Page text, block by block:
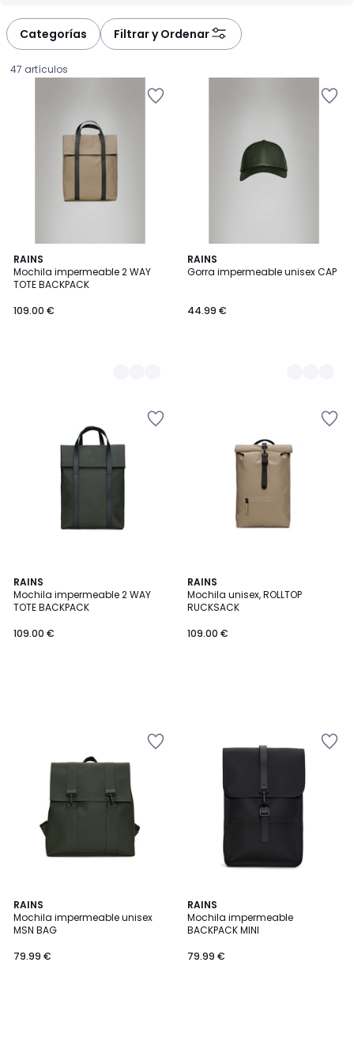
Categorías Filtrar y Ordenar
47 artículos
RAINS
Mochila impermeable 2 WAY
TOTE BACKPACK
€.
109.00 €
3
Colores
RAINS
Gorra impermeable unisex CAP
44.99 €
2
Colores
RAINS
Mochila impermeable 2 WAY
TOTE BACKPACK
109.00 €
RAINS
Mochila unisex, ROLLTOP
RUCKSACK
109.00 €
RAINS
Mochila impermeable unisex
MSN BAG
79.99 €
RAINS
Mochila impermeable
BACKPACK MINI
79.99 €